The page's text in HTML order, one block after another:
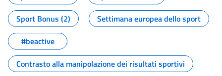
Sport Bonus (2)
Settimana europea dello sport
#beactive
Contrasto alla manipolazione dei risultati sportivi